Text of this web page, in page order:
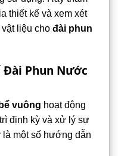
thiết kế và xem xét
liệu cho đài phun
Đài Phun Nước
vuông hoạt động
định kỳ và xử lý sự
một số hướng dẫn